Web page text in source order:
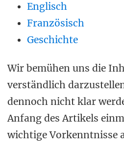
Englisch
Französisch
Geschichte
Wir bemühen uns die
verständlich
dennoch nicht klar
Anfang des Artikels
wichtige Vorkenntnisse